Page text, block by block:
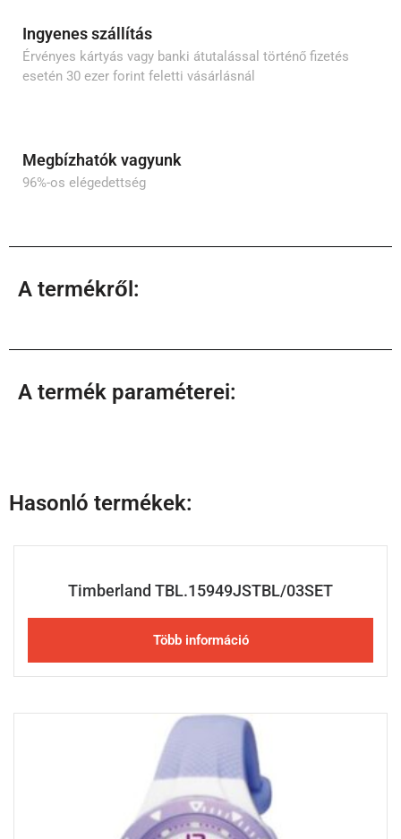
Ingyenes szállítás
Érvényes kártyás vagy banki átutalással történő fizetés
esetén 30 ezer forint feletti vásárlásnál
Megbízhatók vagyunk
96%-os elégedettség
A termékről:
A termék paraméterei:
Hasonló termékek:
Timberland TBL.15949JSTBL/03SET
Több információ